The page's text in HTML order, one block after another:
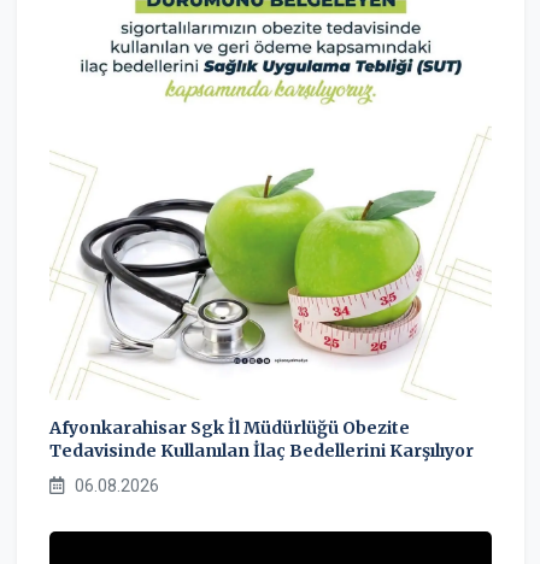
Afyonkarahisar Sgk İl Müdürlüğü Obezite
Tedavisinde Kullanılan İlaç Bedellerini Karşılıyor
06.08.2026